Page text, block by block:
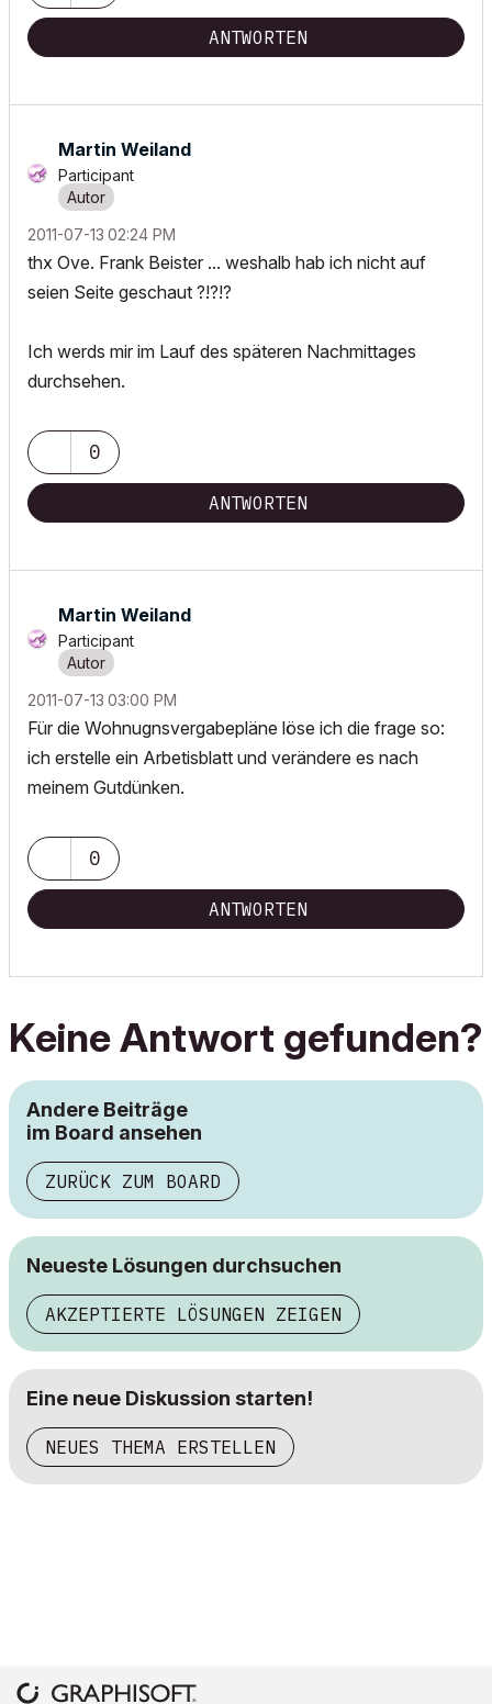
ANTWORTEN
Martin Weiland
Participant
‎2011-07-13 02:24 PM
thx Ove. Frank Beister ... weshalb hab ich nicht auf
seien Seite geschaut ?!?!?
Ich werds mir im Lauf des späteren Nachmittages
durchsehen.
0
ANTWORTEN
Martin Weiland
Participant
‎2011-07-13 03:00 PM
Für die Wohnugnsvergabepläne löse ich die frage so:
ich erstelle ein Arbetisblatt und verändere es nach
meinem Gutdünken.
0
ANTWORTEN
Keine Antwort gefunden?
Andere Beiträge
im Board ansehen
ZURÜCK ZUM BOARD
Neueste Lösungen durchsuchen
AKZEPTIERTE LÖSUNGEN ZEIGEN
Eine neue Diskussion starten!
NEUES THEMA ERSTELLEN